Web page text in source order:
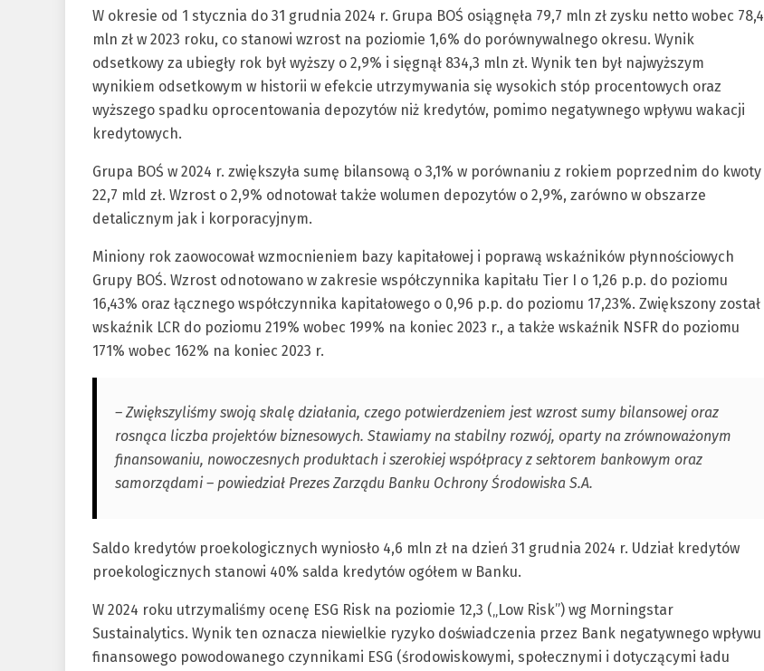
W okresie od 1 stycznia do 31 grudnia 2024 r. Grupa BOŚ osiągnęła 79,7 mln zł zysku netto wobec 78,4
mln zł w 2023 roku, co stanowi wzrost na poziomie 1,6% do porównywalnego okresu. Wynik
odsetkowy za ubiegły rok był wyższy o 2,9% i sięgnął 834,3 mln zł. Wynik ten był najwyższym
wynikiem odsetkowym w historii w efekcie utrzymywania się wysokich stóp procentowych oraz
wyższego spadku oprocentowania depozytów niż kredytów, pomimo negatywnego wpływu wakacji
kredytowych.
Grupa BOŚ w 2024 r. zwiększyła sumę bilansową o 3,1% w porównaniu z rokiem poprzednim do kwoty
22,7 mld zł. Wzrost o 2,9% odnotował także wolumen depozytów o 2,9%, zarówno w obszarze
detalicznym jak i korporacyjnym.
Miniony rok zaowocował wzmocnieniem bazy kapitałowej i poprawą wskaźników płynnościowych
Grupy BOŚ. Wzrost odnotowano w zakresie współczynnika kapitału Tier I o 1,26 p.p. do poziomu
16,43% oraz łącznego współczynnika kapitałowego o 0,96 p.p. do poziomu 17,23%. Zwiększony został
wskaźnik LCR do poziomu 219% wobec 199% na koniec 2023 r., a także wskaźnik NSFR do poziomu
171% wobec 162% na koniec 2023 r.
– Zwiększyliśmy swoją skalę działania, czego potwierdzeniem jest wzrost sumy bilansowej oraz
rosnąca liczba projektów biznesowych. Stawiamy na stabilny rozwój, oparty na zrównoważonym
finansowaniu, nowoczesnych produktach i szerokiej współpracy z sektorem bankowym oraz
samorządami – powiedział Prezes Zarządu Banku Ochrony Środowiska S.A.
Saldo kredytów proekologicznych wyniosło 4,6 mln zł na dzień 31 grudnia 2024 r. Udział kredytów
proekologicznych stanowi 40% salda kredytów ogółem w Banku.
W 2024 roku utrzymaliśmy ocenę ESG Risk na poziomie 12,3 („Low Risk”) wg Morningstar
Sustainalytics. Wynik ten oznacza niewielkie ryzyko doświadczenia przez Bank negatywnego wpływu
finansowego powodowanego czynnikami ESG (środowiskowymi, społecznymi i dotyczącymi ładu